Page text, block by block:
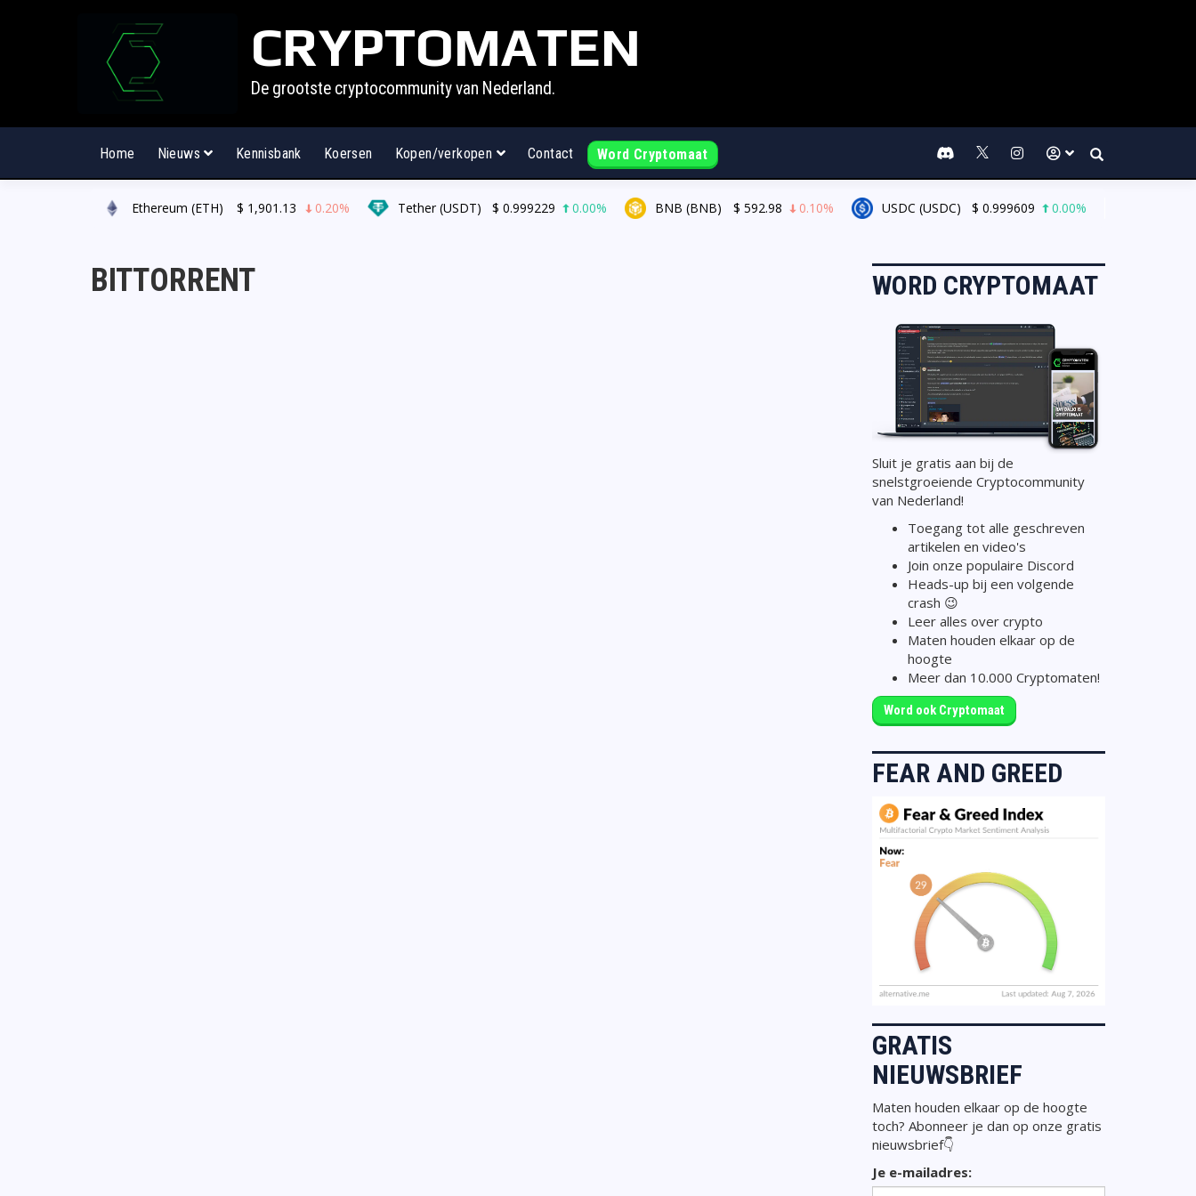
CRYPTOMATEN
De grootste cryptocommunity van Nederland.
Home Nieuws Kennisbank Koersen Kopen/verkopen Contact Word Cryptomaat
Ethereum (ETH) $ 1,901.13 0.20% Tether (USDT) $ 0.999229 0.00% BNB (BNB) $ 592.98 0.10% USDC (USDC) $ 0.999609 0.00%
BITTORRENT WORD CRYPTOMAAT
Sluit je gratis aan bij de
snelstgroeiende Cryptocommunity
van Nederland!
Toegang tot alle geschreven
artikelen en video's
Join onze populaire Discord
Heads-up bij een volgende
crash 😉
Leer alles over crypto
Maten houden elkaar op de
hoogte
Meer dan 10.000 Cryptomaten!
Word ook Cryptomaat
FEAR AND GREED
GRATIS
NIEUWSBRIEF
Maten houden elkaar op de hoogte
toch? Abonneer je dan op onze gratis
nieuwsbrief👇
Je e-mailadres: